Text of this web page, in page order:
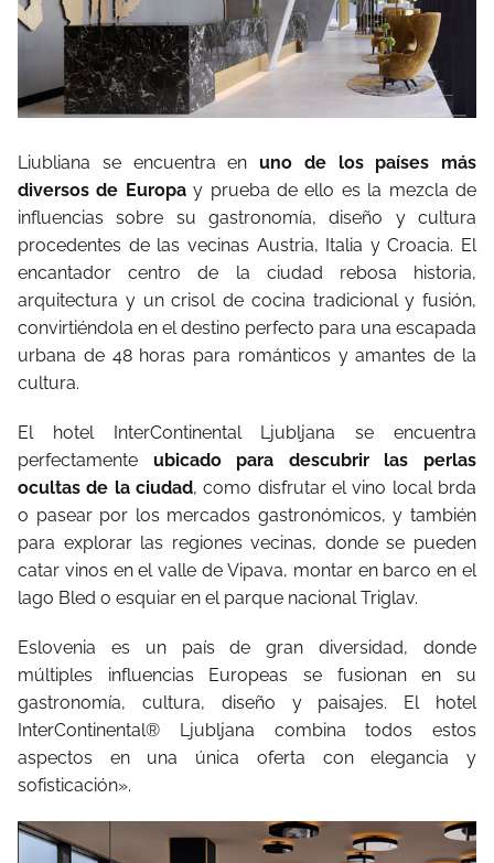
Liubliana se encuentra en uno de los países más
diversos de Europay prueba de ello es la mezcla de
influencias sobre su gastronomía, diseño y cultura
procedentes de las vecinas Austria, Italia y Croacia. El
encantador centro de la ciudad rebosa historia,
arquitectura y un crisol de cocina tradicional y fusión,
convirtiéndola en el destino perfecto para una escapada
urbana de 48 horas para románticos y amantes de la
cultura.
El hotel InterContinental Ljubljana se encuentra
perfectamente ubicado para descubrir las perlas
ocultas de la ciudad, como disfrutar el vino local brda
o pasear por los mercados gastronómicos, y también
para explorar las regiones vecinas, donde se pueden
catar vinos en el valle de Vipava, montar en barco en el
lago Bled o esquiar en el parque nacional Triglav.
Eslovenia es un país de gran diversidad, donde
múltiples influencias Europeas se fusionan en su
gastronomía, cultura, diseño y paisajes. El hotel
InterContinental® Ljubljana combina todos estos
aspectos en una única oferta con elegancia y
sofisticación».